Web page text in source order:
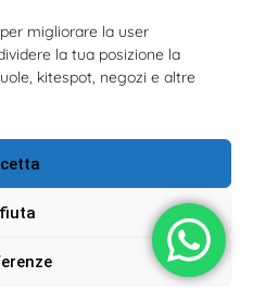
migliorare la user
la tua posizione la
kitespot, negozi e altre